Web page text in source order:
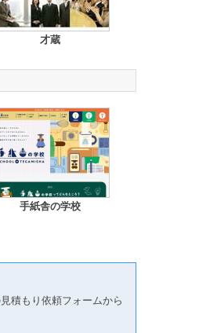
才蔵
手紙舎の学校
積もり依頼フォームから